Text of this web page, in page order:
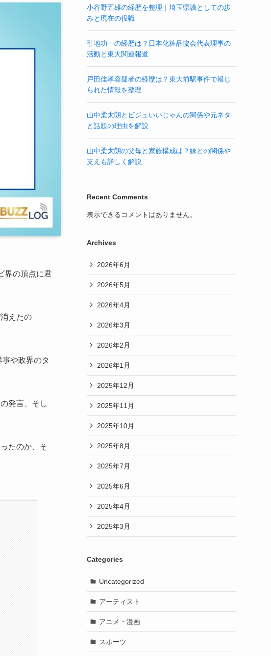
界の頂点に君
えたの
や政界のタ
発言、そし
たのか、そ
小谷野五雄の経歴を整理｜埼玉県議としての歩
みと現在の役職
引地功一の経歴は？日本化粧品協会代表理事の
活動と東大関連報道
戸田佳孝容疑者の経歴は？東大前駅事件で報じ
られた情報を整理
山中柔太朗とビジュいいじゃんの関係や元ネタ
と話題の理由を解説
山中柔太朗の父母と家族構成は？妹との関係や
支えも詳しく解説
Recent Comments
表示できるコメントはありません。
Archives
2026年6月
2026年5月
2026年4月
2026年3月
2026年2月
2026年1月
2025年12月
2025年11月
2025年10月
2025年8月
2025年7月
2025年6月
2025年4月
2025年3月
Categories
Uncategorized
アーティスト
アニメ・漫画
スポーツ